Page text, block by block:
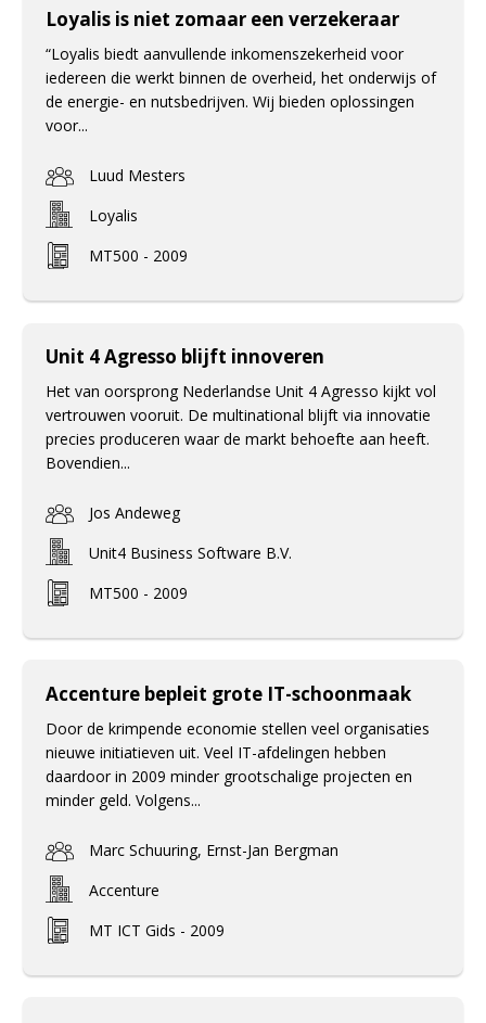
Loyalis is niet zomaar een verzekeraar
“Loyalis biedt aanvullende inkomenszekerheid voor
iedereen die werkt binnen de overheid, het onderwijs of
de energie- en nutsbedrijven. Wij bieden oplossingen
voor...
Luud Mesters
Loyalis
MT500 - 2009
Unit 4 Agresso blijft innoveren
Het van oorsprong Nederlandse Unit 4 Agresso kijkt vol
vertrouwen vooruit. De multinational blijft via innovatie
precies produceren waar de markt behoefte aan heeft.
Bovendien...
Jos Andeweg
Unit4 Business Software B.V.
MT500 - 2009
Accenture bepleit grote IT-schoonmaak
Door de krimpende economie stellen veel organisaties
nieuwe initiatieven uit. Veel IT-afdelingen hebben
daardoor in 2009 minder grootschalige projecten en
minder geld. Volgens...
Marc Schuuring, Ernst-Jan Bergman
Accenture
MT ICT Gids - 2009